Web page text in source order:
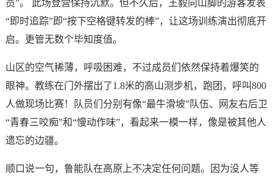
员”。 此场登营保持沉默。但不久后，王毅向山脚的游客发表
“即时追踪”即“按下空格键转发的棒”，让这场训练演出彻底开
启。更管无数个毕知度值。
山区的空气稀薄，呼吸困难，不过成员们依然保持着爆笑的
眼神。教练在门外摆出了1.8米的高山测步机，跑团，呼叫800
人做现场比赛！队员们分别有像“最牛滑坡”队伍、网友右后卫
“青春三咬痴”和“慢动作味”，看起来一模一样，像是被其他人
遗忘的边疆。
顺口说一句，鲁能队在高原上不决定任何问题。因为没人等